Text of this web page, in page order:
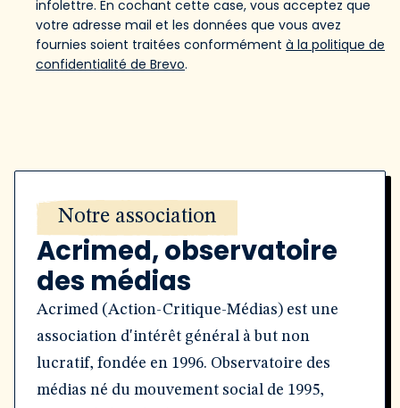
infolettre. En cochant cette case, vous acceptez que
votre adresse mail et les données que vous avez
fournies soient traitées conformément à la politique de
confidentialité de Brevo.
Notre association
Acrimed, observatoire
des médias
Acrimed (Action-Critique-Médias) est une
association d'intérêt général à but non
lucratif, fondée en 1996. Observatoire des
médias né du mouvement social de 1995,